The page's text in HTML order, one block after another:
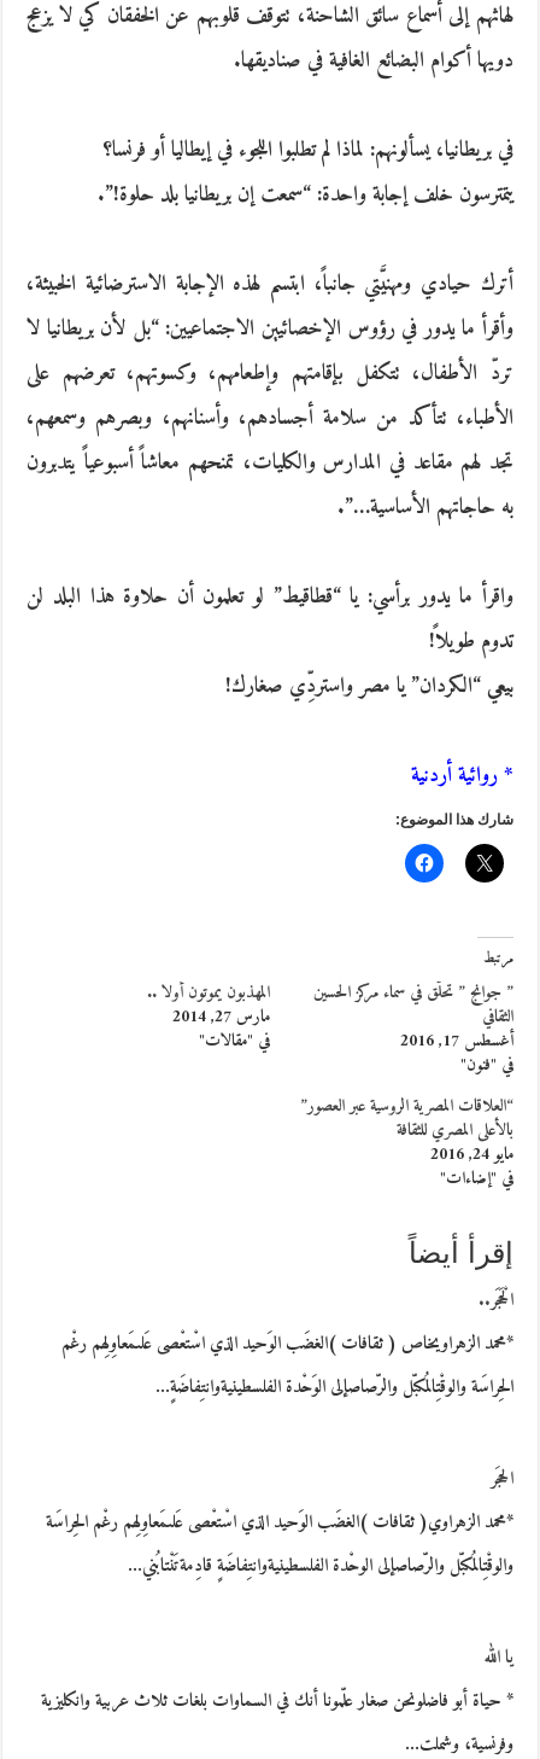
لهاثهم إلى أسماع سائق الشاحنة، تتوقف قلوبهم عن الخفقان كي لا يزعج
دويها أكوام البضائع الغافية في صناديقها.
في بريطانيا، يسألونهم: لماذا لم تطلبوا اللجوء في إيطاليا أو فرنسا؟
يتمترسون خلف إجابة واحدة: “سمعت إن بريطانيا بلد حلوة!”.
أترك حيادي ومهنيَّتي جانباً، ابتسم لهذه الإجابة الاسترضائية الخبيثة،
وأقرأ ما يدور في رؤوس الإخصائيين الاجتماعيين: “بل لأن بريطانيا لا
تردّ الأطفال، تتكفل بإقامتهم وإطعامهم، وكسوتهم، تعرضهم على
الأطباء، تتأكد من سلامة أجسادهم، وأسنانهم، وبصرهم وسمعهم،
تجد لهم مقاعد في المدارس والكليات، تمنحهم معاشاً أسبوعياً يتدبرون
به حاجاتهم الأساسية…”.
واقرأ ما يدور برأسي: يا “قطاقيط” لو تعلمون أن حلاوة هذا البلد لن
تدوم طويلاً!
بيعي “الكردان” يا مصر واستردِّي صغارك!
* روائية أردنية
شارك هذا الموضوع:
مرتبط
” جوانج ” تحلّق في سماء مركز الحسين
الثقافي
أغسطس 17, 2016
في "فنون"
المهذبون يموتون أولا ..
مارس 27, 2014
في "مقالات"
“العلاقات المصرية الروسية عبر العصور”
بالأعلى المصري للثقافة
مايو 24, 2016
في "إضاءات"
إقرأ أيضاً
الْحَجَر..
*محمد الزهراويخاص ( ثقافات )الغضَب الوَحيد الذي اسْتعْصى عَلىمَعاوِلِهم رغْم
الحِراسَة والوقْتِالمُكبّل والرّصاصإلى الوَحْدة الفلسطينيةوانتِفاضَةٍ…
الحجَر
*محمد الزهراوي( ثقافات )الغضَب الوَحيد الذي اسْتعْصى عَلىمَعاوِلِهم رغْم الحِراسَة
والوقْتِالمُكبّل والرّصاصإلى الوحْدة الفلسطينيةوانتِفاضَةٍ قادِمةتَنْتابُني…
يا الله
* حياة أبو فاضلونحن صغار علّمونا أنك في السماوات بلغات ثلاث عربية وانكليزية
وفرنسية، وشملت…